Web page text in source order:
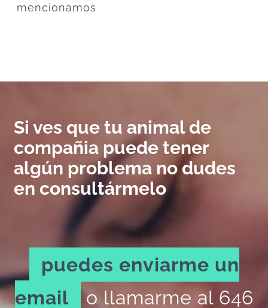
mencionamos
Si ves que tu animal de
compañia puede tener
algún problema no dudes
en consultármelo
puedes enviarme un
email
o llamarme al 646